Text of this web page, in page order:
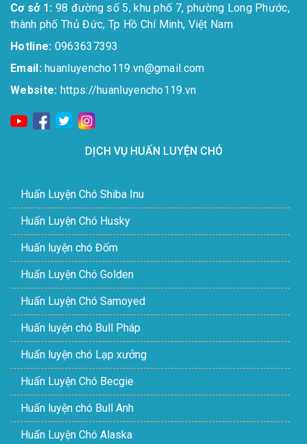
Cơ sở 1: 98 đường số 5, khu phố 7, phường Long Phước,
thành phố Thủ Đức, Tp Hồ Chí Minh, Việt Nam
Hotline: 0963637393​
Email:huanluyencho119.vn@gmail.com
Website: https://huanluyencho119.vn
DỊCH VỤ HUẤN LUYỆN CHÓ
Huấn Luyện Chó Shiba Inu
Huấn Luyện Chó Husky
Huấn luyện chó Đốm
Huấn Luyện Chó Golden
Huấn Luyện Chó Samoyed
Huấn luyện chó Bull Pháp
Huấn luyện chó Lạp xưởng
Huấn Luyện Chó Becgie
Huấn luyện chó Bull Anh
Huấn Luyện Chó Alaska